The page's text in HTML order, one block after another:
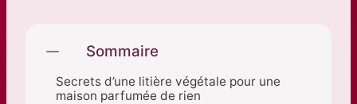
Sommaire
Secrets d’une litière végétale pour une
maison parfumée de rien